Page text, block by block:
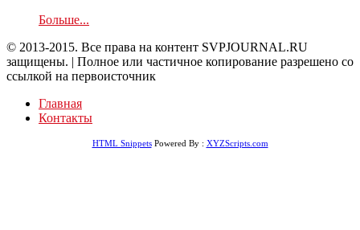
Больше...
© 2013-2015. Все права на контент SVPJOURNAL.RU
защищены. | Полное или частичное копирование разрешено со
ссылкой на первоисточник
Главная
Контакты
HTML SnippetsPowered By : XYZScripts.com